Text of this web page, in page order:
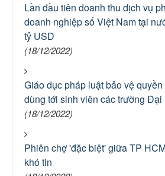
Lần đầu tiên doanh thu dịch vụ
doanh nghiệp số Việt Nam tại
tỷ USD
(18/12/2022)
Giáo dục pháp luật bảo vệ
dùng tới sinh viên các trường Đại
(18/12/2022)
Phiên chợ 'đặc biệt' giữa TP
khó tin